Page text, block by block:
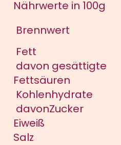
Nährwerte in 100g
Brennwert
Fett
davon gesättigte
Fettsäuren
Kohlenhydrate
davonZucker
Eiweiß
Salz